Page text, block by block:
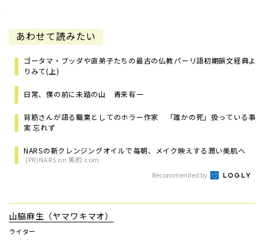
あわせて読みたい
ゴータマ・ブッダや直弟子たちの最古の仏教――パーリ語初期韻文経典よ
りみて(上)
日常、僕の前に未踏の山 青来有一
背筋さんが語る職業としてのホラー作家 「誰かの死」扱っている事
実 忘れず
NARSの新クレンジングオイルで毎朝、メイク映えする潤い美肌へ
(PR)NARS on 美的.com
Recommended by
山脇麻生（ヤマワキマオ）
ライター